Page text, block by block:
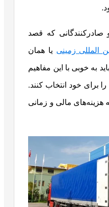
صادرکنندگانی که قصد
المللی زمینی یا همان
به خوبی با این مفاهیم
برای خود انتخاب کنند.
هزینه‌های مالی و زمانی